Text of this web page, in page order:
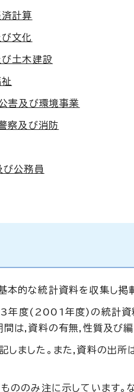
計算
文化
土木建設
害及び環境事業
察及び消防
公務員
的な統計資料を収集し掲
度(2001年度)の統計資
は,資料の有無,性質及び
ました。また,資料の出
ののみ注に示しています